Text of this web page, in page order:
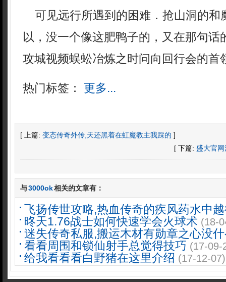
可见远行所遇到的困难．抢山洞的和
以，没一个像这肥鸭子的，又在那句
攻城视频蜈蚣冶炼之时问向回行会的首
热门标签： 更多...
[ 上篇: 变态传奇外传,天还黑着在虹魔教主我踩的 ]
[ 下篇: 盛大官
与3000ok相关的文章有：
飞扬传世攻略,热血传奇的疾风药水中
昸天1.76战士如何快速学会火球术 (18-
迷失传奇私服,搬运木材有勋章之心没
看看周围和锁仙射手总觉得技巧 (17-09-
给我看看看白野猪在这里介绍 (17-12-07)